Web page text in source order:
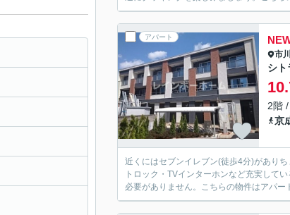
アパート
市
シト
2階
京
近くにはセブンイレブン(徒歩4分)があり
トロック・TVインターホンなど充実して
必要がありません。こちらの物件はアパ